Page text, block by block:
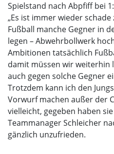
Spielstand nach Abpfiff bei
„Es ist immer wieder
Fußball manche Gegner in
legen – Abwehrbollwerk
Ambitionen tatsächlich
damit müssen wir weiterhin
auch gegen solche Gegner
Trotzdem kann ich den
Vorwurf machen außer der
vielleicht, gegeben haben
Teammanager Schleicher
gänzlich unzufrieden.